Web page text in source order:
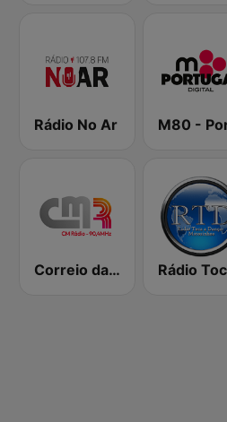
Rádio No Ar
Correio da Manhã Rádio